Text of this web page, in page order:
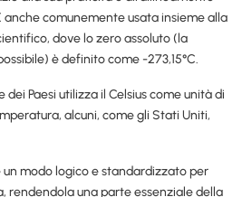
anche comunemente usata insieme alla
dove lo zero assoluto (la
è definito come -273,15°C.
Paesi utilizza il Celsius come unità di
alcuni, come gli Stati Uniti,
un modo logico e standardizzato per
rendendola una parte essenziale della